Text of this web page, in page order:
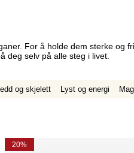
For å holde dem sterke og
deg selv på alle steg i livet.
og skjelett Lyst og energi
20%